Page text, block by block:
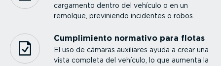
cargamento dentro del vehículo o en un
remolque, previniendo incidentes o robos.
Cumpli­miento normativo para flotas
El uso de cámaras auxiliares ayuda a crear una
vista completa del vehículo, lo que aumenta la